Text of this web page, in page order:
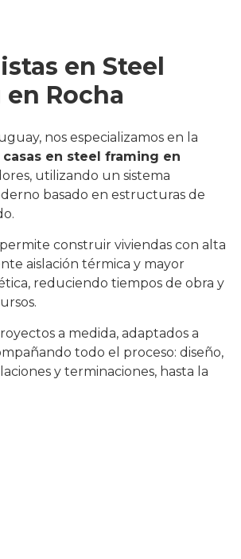
en Steel
Rocha
nos especializamos en la
casas en steel framing en
utilizando un sistema
basado en estructuras de
construir viviendas con alta
aislación térmica y mayor
reduciendo tiempos de obra y
a medida, adaptados a
todo el proceso: diseño,
y terminaciones, hasta la